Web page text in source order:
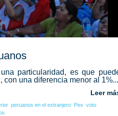
particularidad, es que
con una diferencia menor al 1%...
Leer
peruanos en el extranjero Pex voto